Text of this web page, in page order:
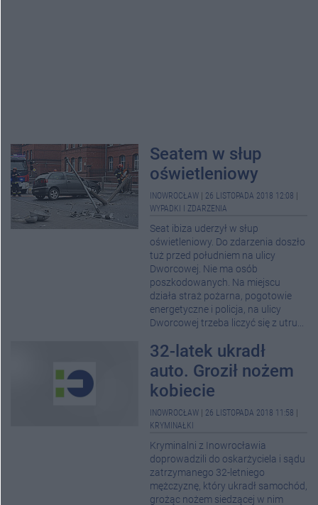
Seatem w słup
oświetleniowy
INOWROCŁAW 26 LISTOPADA 2018 12:08
WYPADKI I ZDARZENIA
Seat ibiza uderzył w słup
oświetleniowy. Do zdarzenia doszło
tuż przed południem na ulicy
Dworcowej. Nie ma osób
poszkodowanych. Na miejscu
działa straż pożarna, pogotowie
energetyczne i policja, na ulicy
Dworcowej trzeba liczyć się z utru...
32-latek ukradł
auto. Groził nożem
kobiecie
INOWROCŁAW 26 LISTOPADA 2018 11:58
KRYMINAŁKI
Kryminalni z Inowrocławia
doprowadzili do oskarżyciela i sądu
zatrzymanego 32-letniego
mężczyznę, który ukradł samochód,
grożąc nożem siedzącej w nim